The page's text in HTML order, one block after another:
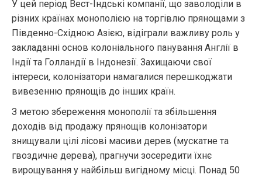
У цей період Вест-Індські компанії, що заволоділи в
різних країнах монополією на торгівлю прянощами з
Південно-Східною Азією, відіграли важливу роль у
закладанні основ колоніального панування Англії в
Індії та Голландії в Індонезії. Захищаючи свої
інтереси, колонізатори намагалися перешкоджати
вивезенню прянощів до інших країн.
З метою збереження монополії та збільшення
доходів від продажу прянощів колонізатори
знищували цілі лісові масиви дерев (мускатне та
гвоздичне дерева), прагнучи зосередити їхнє
вирощування у найбільш вигідному місці. Понад 50